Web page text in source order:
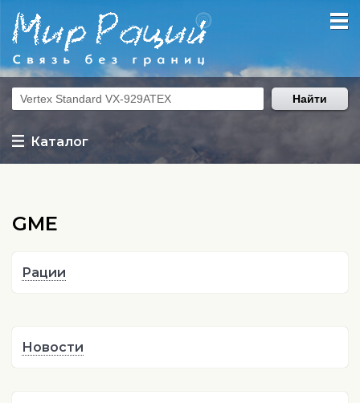
Каталог
Найти
GME
Рации
Новости